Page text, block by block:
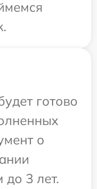
готово
о
до 3 лет.